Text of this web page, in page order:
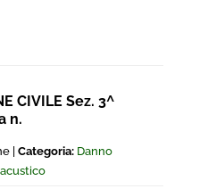
CIVILE Sez. 3^
n.
| Categoria: Danno